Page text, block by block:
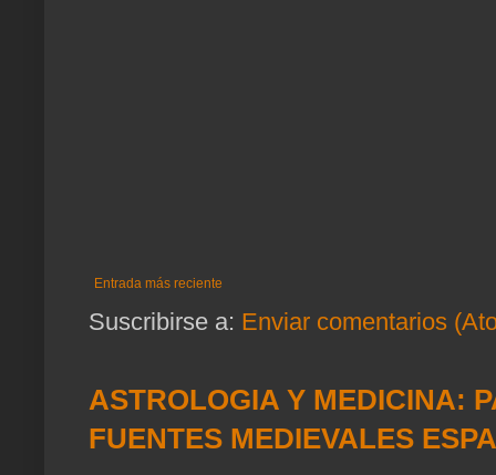
Entrada más reciente
Suscribirse a: Enviar comentarios
ASTROLOGIA Y MEDICINA:
FUENTES MEDIEVALES